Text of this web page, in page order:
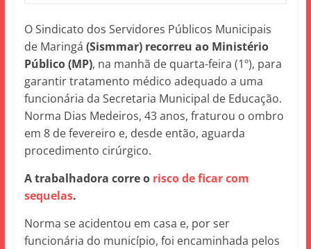
O Sindicato dos Servidores Públicos Municipais
de Maringá (Sismmar) recorreu ao Ministério
Público (MP), na manhã de quarta-feira (1º), para
garantir tratamento médico adequado a uma
funcionária da Secretaria Municipal de Educação.
Norma Dias Medeiros, 43 anos, fraturou o ombro
em 8 de fevereiro e, desde então, aguarda
procedimento cirúrgico.
A trabalhadora corre o risco de ficar com
sequelas.
Norma se acidentou em casa e, por ser
funcionária do município, foi encaminhada pelos